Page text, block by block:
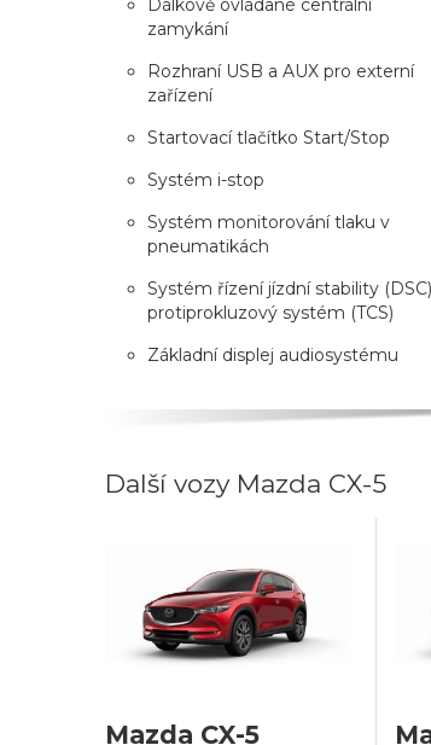
Dálkově ovládané centrální
zamykání
Rozhraní USB a AUX pro externí
zařízení
Startovací tlačítko Start/Stop
Systém i-stop
Systém monitorování tlaku v
pneumatikách
Systém řízení jízdní stability
protiprokluzový systém (TCS)
Základní displej audiosystému
Další vozy Mazda CX-5
Mazda CX-5